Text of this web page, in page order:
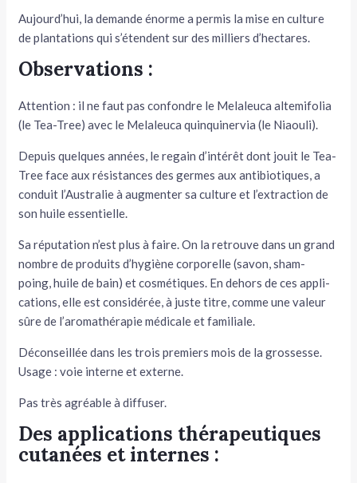
Aujourd’hui, la demande énorme a permis la mise en cul­ture
de plantations qui s’étendent sur des milliers d’hectares.
Observations :
Attention : il ne faut pas confondre le Melaleuca altemi­folia
(le Tea-Tree) avec le Melaleuca quinquinervia (le Niaouli).
Depuis quelques années, le regain d’intérêt dont jouit le Tea-
Tree face aux résistances des germes aux antibiotiques, a
conduit l’Australie à augmenter sa culture et l’extraction de
son huile essentielle.
Sa réputation n’est plus à faire. On la retrouve dans un grand
nombre de produits d’hygiène corporelle (savon, sham-
poing, huile de bain) et cosmétiques. En dehors de ces appli­
cations, elle est considérée, à juste titre, comme une valeur
sûre de l’aromathérapie médicale et familiale.
Déconseillée dans les trois premiers mois de la grossesse.
Usage : voie interne et externe.
Pas très agréable à diffuser.
Des applications thérapeutiques
cutanées et internes :